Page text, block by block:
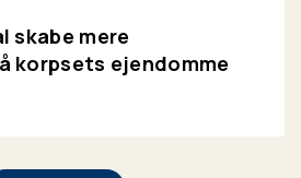
skabe mere
korpsets ejendomme